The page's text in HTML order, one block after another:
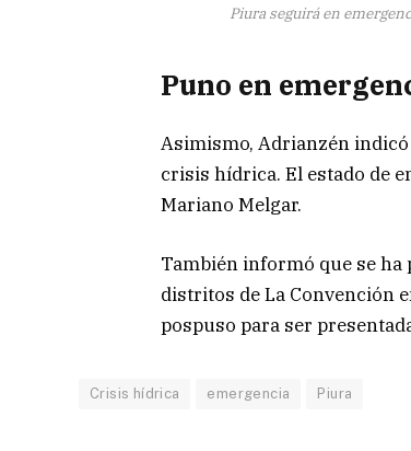
Piura seguirá en
Puno en
Asimismo, Adrianzén
crisis hídrica. El estado de
Mariano Melgar.
También informó que se ha
distritos de La Convención
pospuso para ser
Crisis hídrica emergencia Piura